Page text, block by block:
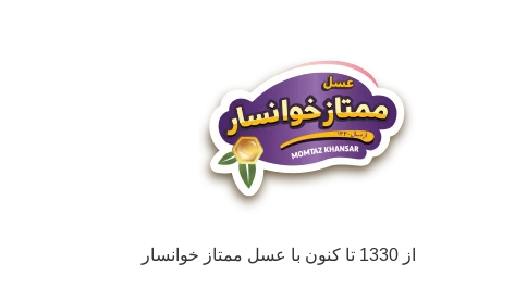
از 1330 تا کنون با عسل ممتاز خوانسار